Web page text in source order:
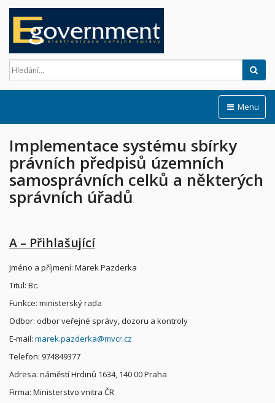
Menu
Implementace systému sbírky
právních předpisů územních
samosprávních celků a některých
správních úřadů
A – Přihlašující
Jméno a příjmení: Marek Pazderka
Titul: Bc.
Funkce: ministerský rada
Odbor: odbor veřejné správy, dozoru a kontroly
E-mail: marek.pazderka@mvcr.cz
Telefon: 974849377
Adresa: náměstí Hrdinů 1634, 140 00 Praha
Firma: Ministerstvo vnitra ČR